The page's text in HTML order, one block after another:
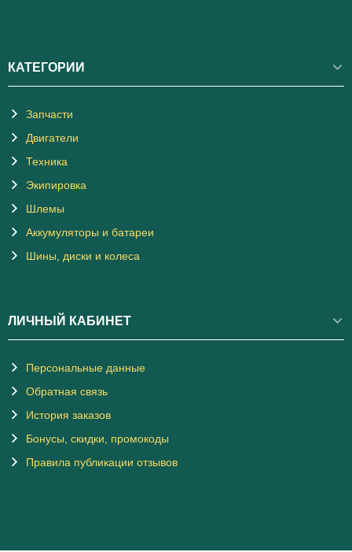
КАТЕГОРИИ
Запчасти
Двигатели
Техника
Экипировка
Шлемы
Аккумуляторы и батареи
Шины, диски и колеса
ЛИЧНЫЙ КАБИНЕТ
Персональные данные
Обратная связь
История заказов
Бонусы, скидки, промокоды
Правила публикации отзывов